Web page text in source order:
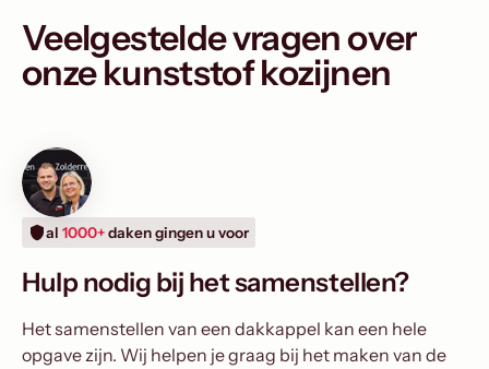
Veelgestelde vragen over
onze kunststof kozijnen
al 1000+daken gingen u voor
Hulp nodig bij het samenstellen?
Het samenstellen van een dakkappel kan een hele
opgave zijn. Wij helpen je graag bij het maken van de